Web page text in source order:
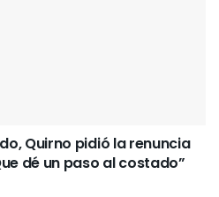
Quirno pidió la renuncia
dé un paso al costado”